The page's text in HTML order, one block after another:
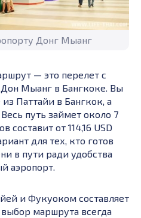
Донг Мыанг
— это перелет с
Мыанг в Бангкоке. Вы
Паттайи в Бангкок, а
путь займет около 7
составит от 114,16 USD
для тех, кто готов
в пути ради удобства
аэропорт.
и Фукуоком составляет
маршрута всегда